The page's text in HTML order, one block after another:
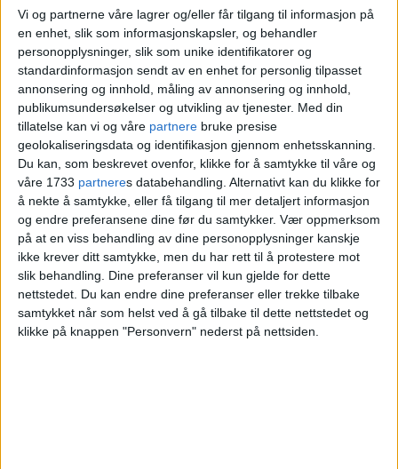
Vi og partnerne våre lagrer og/eller får tilgang til informasjon på
en enhet, slik som informasjonskapsler, og behandler
personopplysninger, slik som unike identifikatorer og
standardinformasjon sendt av en enhet for personlig tilpasset
annonsering og innhold, måling av annonsering og innhold,
publikumsundersøkelser og utvikling av tjenester. Med din
tillatelse kan vi og våre partnere bruke presise
geolokaliseringsdata og identifikasjon gjennom enhetsskanning.
Du kan, som beskrevet ovenfor, klikke for å samtykke til våre og
våre 1733 partneres databehandling. Alternativt kan du klikke for
å nekte å samtykke, eller få tilgang til mer detaljert informasjon
og endre preferansene dine før du samtykker. Vær oppmerksom
på at en viss behandling av dine personopplysninger kanskje
ikke krever ditt samtykke, men du har rett til å protestere mot
slik behandling. Dine preferanser vil kun gjelde for dette
nettstedet. Du kan endre dine preferanser eller trekke tilbake
samtykket når som helst ved å gå tilbake til dette nettstedet og
klikke på knappen "Personvern" nederst på nettsiden.
Full overtenning og frykt for
spredning under kraftig brann
på Romsås
Bolig totalskadd i kraftig
brann på Brenna